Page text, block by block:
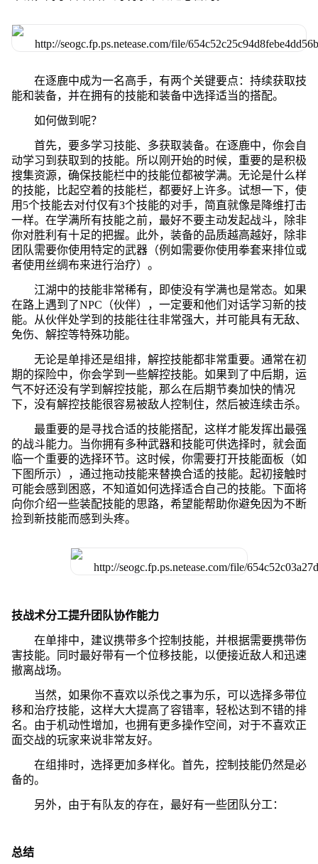
在逐鹿中成为一名高手，有两个关键要点：持续获取技
能和装备，并在拥有的技能和装备中选择适当的搭配。
如何做到呢？
首先，要多学习技能、多获取装备。在逐鹿中，你会自
动学习到获取到的技能。所以刚开始的时候，重要的是积极
搜集资源，确保技能栏中的技能位都被学满。无论是什么样
的技能，比起空着的技能栏，都要好上许多。试想一下，使
用5个技能去对付仅有3个技能的对手，简直就像是降维打击
一样。在学满所有技能之前，最好不要主动发起战斗，除非
你对胜利有十足的把握。此外，装备的品质越高越好，除非
团队需要你使用特定的武器（例如需要你使用拳套来排位或
者使用丝绸布来进行治疗）。
江湖中的技能非常稀有，即使没有学满也是常态。如果
在路上遇到了NPC（伙伴），一定要和他们对话学习新的技
能。从伙伴处学到的技能往往非常强大，并可能具有无敌、
免伤、解控等特殊功能。
无论是单排还是组排，解控技能都非常重要。通常在初
期的探险中，你会学到一些解控技能。如果到了中后期，运
气不好还没有学到解控技能，那么在后期节奏加快的情况
下，没有解控技能很容易被敌人控制住，然后被连续击杀。
最重要的是寻找合适的技能搭配，这样才能发挥出最强
的战斗能力。当你拥有多种武器和技能可供选择时，就会面
临一个重要的选择环节。这时候，你需要打开技能面板（如
下图所示），通过拖动技能来替换合适的技能。起初接触时
可能会感到困惑，不知道如何选择适合自己的技能。下面将
向你介绍一些装配技能的思路，希望能帮助你避免因为不断
捡到新技能而感到头疼。
技战术分工提升团队协作能力
在单排中，建议携带多个控制技能，并根据需要携带伤
害技能。同时最好带有一个位移技能，以便接近敌人和迅速
撤离战场。
当然，如果你不喜欢以杀伐之事为乐，可以选择多带位
移和治疗技能，这样大大提高了容错率，轻松达到不错的排
名。由于机动性增加，也拥有更多操作空间，对于不喜欢正
面交战的玩家来说非常友好。
在组排时，选择更加多样化。首先，控制技能仍然是必
备的。
另外，由于有队友的存在，最好有一些团队分工：
总结